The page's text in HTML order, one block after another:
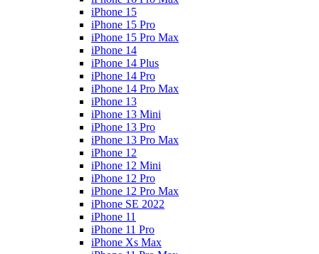
iPhone 15
iPhone 15 Pro
iPhone 15 Pro Max
iPhone 14
iPhone 14 Plus
iPhone 14 Pro
iPhone 14 Pro Max
iPhone 13
iPhone 13 Mini
iPhone 13 Pro
iPhone 13 Pro Max
iPhone 12
iPhone 12 Mini
iPhone 12 Pro
iPhone 12 Pro Max
iPhone SE 2022
iPhone 11
iPhone 11 Pro
iPhone Xs Max